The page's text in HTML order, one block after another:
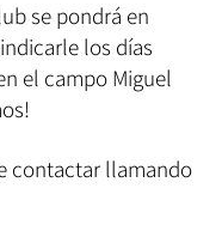
se pondrá en
los días
el campo Miguel
contactar llamando